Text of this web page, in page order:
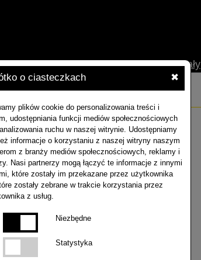
o ciasteczkach ✖
plików cookie do personalizowania treści i
udostępniania funkcji mediów społecznościowych
ruchu w naszej witrynie. Udostępniamy
informacje o korzystaniu z naszej witryny naszym
z branży mediów społecznościowych, reklamy i
Nasi partnerzy mogą łączyć te informacje z innymi
które zostały im przekazane przez użytkownika
zostały zebrane w trakcie korzystania przez
z usług.
Niezbędne
Statystyka
O nas Uprawa Technologia Materiały
To już 20 lat